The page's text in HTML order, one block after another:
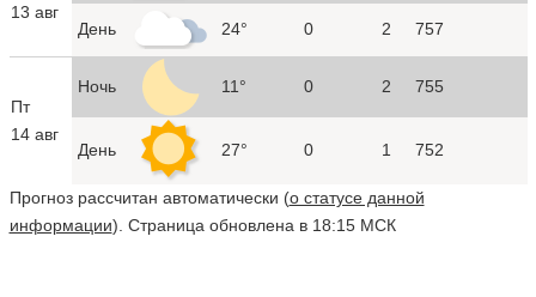
13 авг
День 24° 0 2 757
Пт
14 авг
Ночь 11° 0 2 755
День 27° 0 1 752
Прогноз рассчитан автоматически (о статусе данной
информации). Страница обновлена в 18:15 МСК